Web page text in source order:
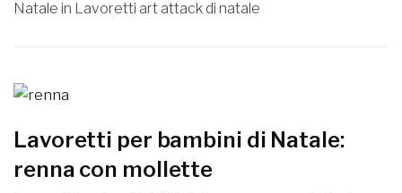
Natale in Lavoretti art attack di natale
Lavoretti per bambini di Natale:
renna con mollette